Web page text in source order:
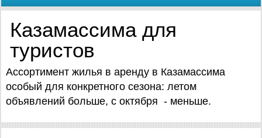
Казамассима для
туристов
Ассортимент жилья в аренду в Казамассима
особый для конкретного сезона: летом
объявлений больше, с октября - меньше.